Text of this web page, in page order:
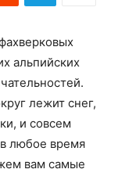
альпийских
лежит снег,
и совсем
любое время
вам самые